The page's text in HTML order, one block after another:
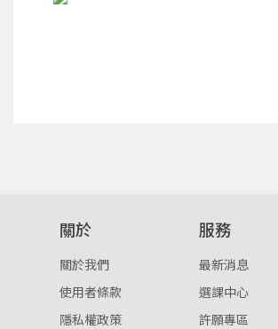
或
重設密碼
關於
關於我們
使用者條款
隱私權政策
服務
最新消息
選課中心
許願專區